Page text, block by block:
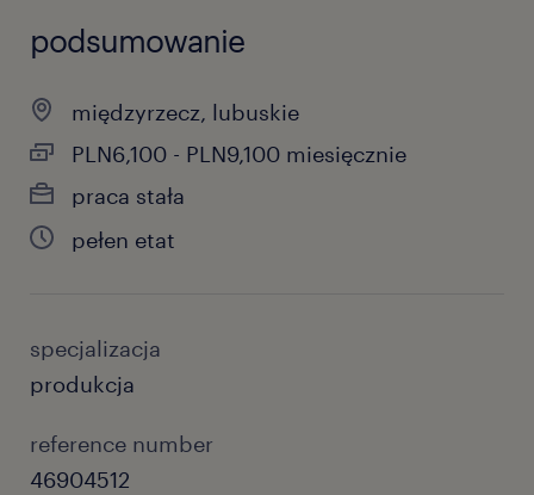
podsumowanie
międzyrzecz, lubuskie
PLN6,100 - PLN9,100 miesięcznie
praca stała
pełen etat
specjalizacja
produkcja
reference number
46904512